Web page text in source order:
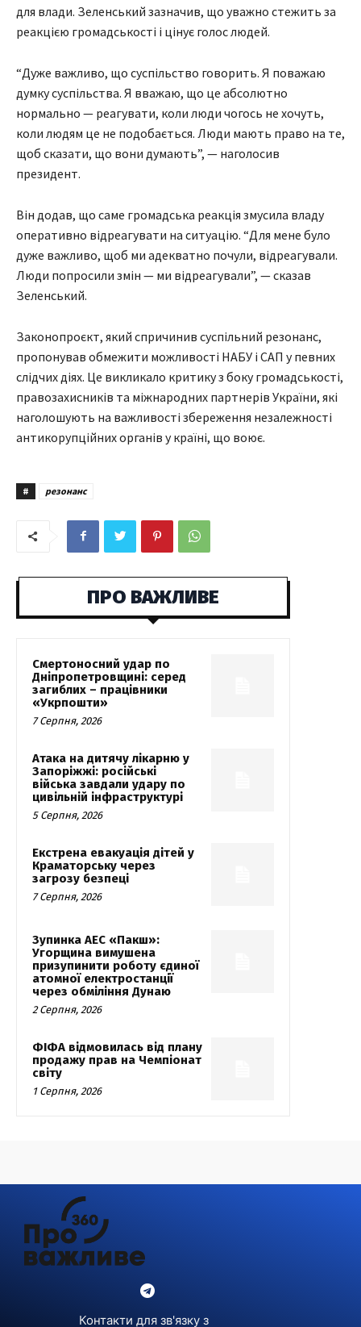
для влади. Зеленський зазначив, що уважно стежить за
реакцією громадськості і цінує голос людей.
“Дуже важливо, що суспільство говорить. Я поважаю
думку суспільства. Я вважаю, що це абсолютно
нормально — реагувати, коли люди чогось не хочуть,
коли людям це не подобається. Люди мають право на те,
щоб сказати, що вони думають”, — наголосив
президент.
Він додав, що саме громадська реакція змусила владу
оперативно відреагувати на ситуацію. “Для мене було
дуже важливо, щоб ми адекватно почули, відреагували.
Люди попросили змін — ми відреагували”, — сказав
Зеленський.
Законопроєкт, який спричинив суспільний резонанс,
пропонував обмежити можливості НАБУ і САП у певних
слідчих діях. Це викликало критику з боку громадськості,
правозахисників та міжнародних партнерів України, які
наголошують на важливості збереження незалежності
антикорупційних органів у країні, що воює.
# резонанс
ПРО ВАЖЛИВЕ
Смертоносний удар по
Дніпропетровщині: серед
загиблих – працівники
«Укрпошти»
7 Серпня, 2026
Атака на дитячу лікарню у
Запоріжжі: російські
війська завдали удару по
цивільній інфраструктурі
5 Серпня, 2026
Екстрена евакуація дітей у
Краматорську через
загрозу безпеці
7 Серпня, 2026
Зупинка АЕС «Пакш»:
Угорщина вимушена
призупинити роботу єдиної
атомної електростанції
через обміління Дунаю
2 Серпня, 2026
ФІФА відмовилась від плану
продажу прав на Чемпіонат
світу
1 Серпня, 2026
Контакти для зв'язку з